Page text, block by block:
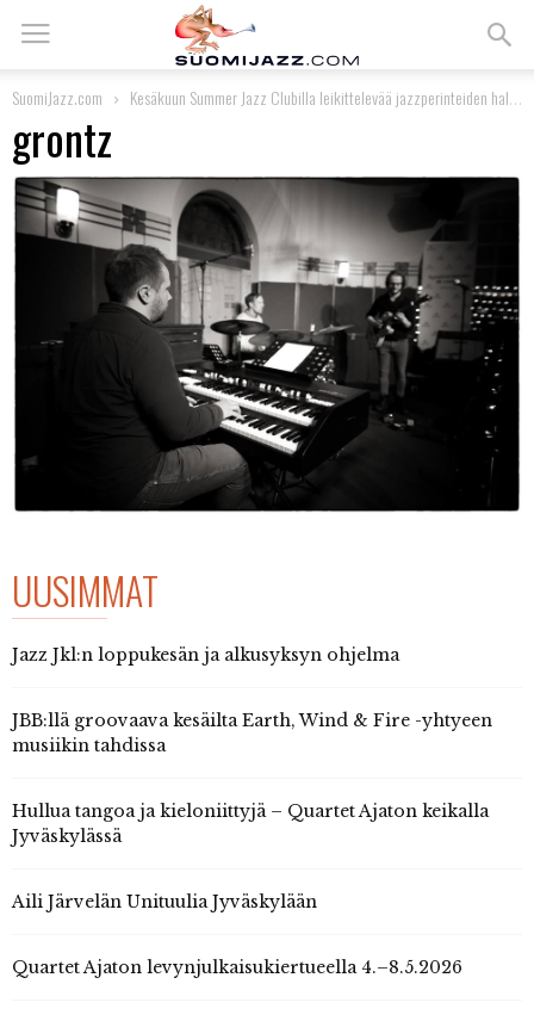
SuomiJazz.com Kesäkuun Summer Jazz Clubilla leikittelevää jazzperinteiden hallintaa
grontz
UUSIMMAT
Jazz Jkl:n loppukesän ja alkusyksyn ohjelma
JBB:llä groovaava kesäilta Earth, Wind & Fire -yhtyeen
musiikin tahdissa
Hullua tangoa ja kieloniittyjä – Quartet Ajaton keikalla
Jyväskylässä
Aili Järvelän Unituulia Jyväskylään
Quartet Ajaton levynjulkaisukiertueella 4.–8.5.2026